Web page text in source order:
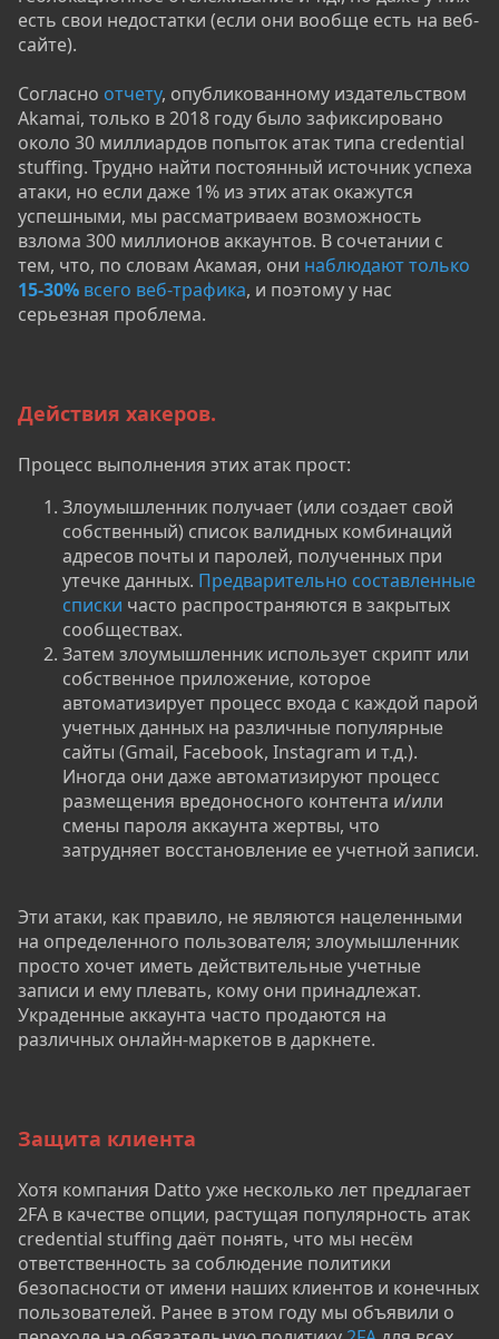
есть свои недостатки (если они вообще есть на веб-
сайте).
Согласно отчету, опубликованному издательством
Akamai, только в 2018 году было зафиксировано
около 30 миллиардов попыток атак типа credential
stuffing. Трудно найти постоянный источник успеха
атаки, но если даже 1% из этих атак окажутся
успешными, мы рассматриваем возможность
взлома 300 миллионов аккаунтов. В сочетании с
тем, что, по словам Акамая, они наблюдают только
15-30% всего веб-трафика, и поэтому у нас
серьезная проблема.
Действия хакеров.
Процесс выполнения этих атак прост:
Злоумышленник получает (или создает свой
собственный) список валидных комбинаций
адресов почты и паролей, полученных при
утечке данных. Предварительно составленные
списки часто распространяются в закрытых
сообществах.
Затем злоумышленник использует скрипт или
собственное приложение, которое
автоматизирует процесс входа с каждой парой
учетных данных на различные популярные
сайты (Gmail, Facebook, Instagram и т.д.).
Иногда они даже автоматизируют процесс
размещения вредоносного контента и/или
смены пароля аккаунта жертвы, что
затрудняет восстановление ее учетной записи.
Эти атаки, как правило, не являются нацеленными
на определенного пользователя; злоумышленник
просто хочет иметь действительные учетные
записи и ему плевать, кому они принадлежат.
Украденные аккаунта часто продаются на
различных онлайн-маркетов в даркнете.
Защита клиента
Хотя компания Datto уже несколько лет предлагает
2FA в качестве опции, растущая популярность атак
credential stuffing даёт понять, что мы несём
ответственность за соблюдение политики
безопасности от имени наших клиентов и конечных
пользователей. Ранее в этом году мы объявили о